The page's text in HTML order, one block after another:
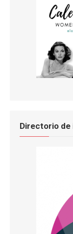
Directorio de